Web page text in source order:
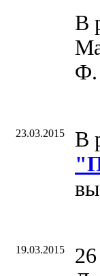
В
Ф.
23.03.2015 В
19.03.2015